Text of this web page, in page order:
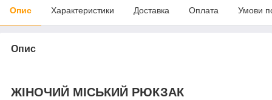
Опис Характеристики Доставка Оплата Умови
Опис
ЖІНОЧИЙ МІСЬКИЙ РЮКЗАК